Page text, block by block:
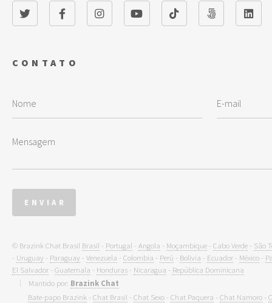
CONTATO
© Brazink Chat Brasil Brasil - Portugal - Angola - Moçambique - Cabo Verde - São
- Uruguay - Paraguay - Venezuela - Colombia - Perú - Bolivia - Ecuador - México -
El Salvador - Guatemala - Honduras - Nicaragua - República Dominicana
Mantido por: Brazink Chat
Bate-papo Brazink - Chat Brasil - Chat Sexo- Chat Paquera - Chat Namoro-